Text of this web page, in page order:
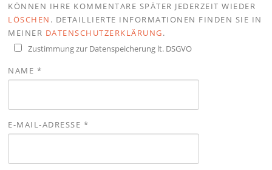
KÖNNEN IHRE KOMMENTARE SPÄTER JEDERZEIT WIEDER
LÖSCHEN . DETAILLIERTE INFORMATIONEN FINDEN SIE IN
MEINER DATENSCHUTZERKLÄRUNG.
Zustimmung zur Datenspeicherung lt. DSGVO
NAME *
E-MAIL-ADRESSE *